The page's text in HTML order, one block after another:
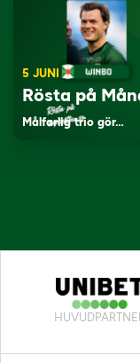
5 JUNI
Rösta på
Målfarlig trio gör…